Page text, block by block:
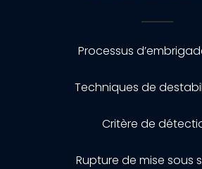
Processus
Techniques de
Critère de
Rupture de mise sous